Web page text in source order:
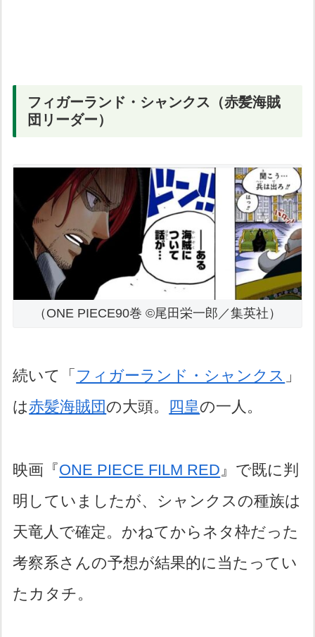
フィガーランド・シャンクス（赤髪海賊
団リーダー）
（ONE PIECE90巻 ©尾田栄一郎／集英社）
続いて「 フィガーランド・シャンクス 」
は赤髪海賊団の大頭。 四皇の一人。
映画『ONE PIECE FILM RED』で既に判
明していましたが、シャンクスの種族は
天竜人で確定。かねてからネタ枠だった
考察系さんの予想が結果的に当たってい
たカタチ。